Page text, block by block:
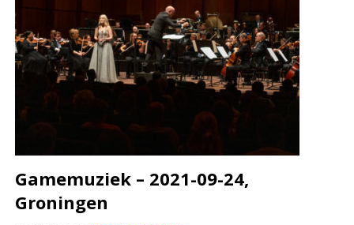
Gamemuziek – 2021-09-24,
Groningen